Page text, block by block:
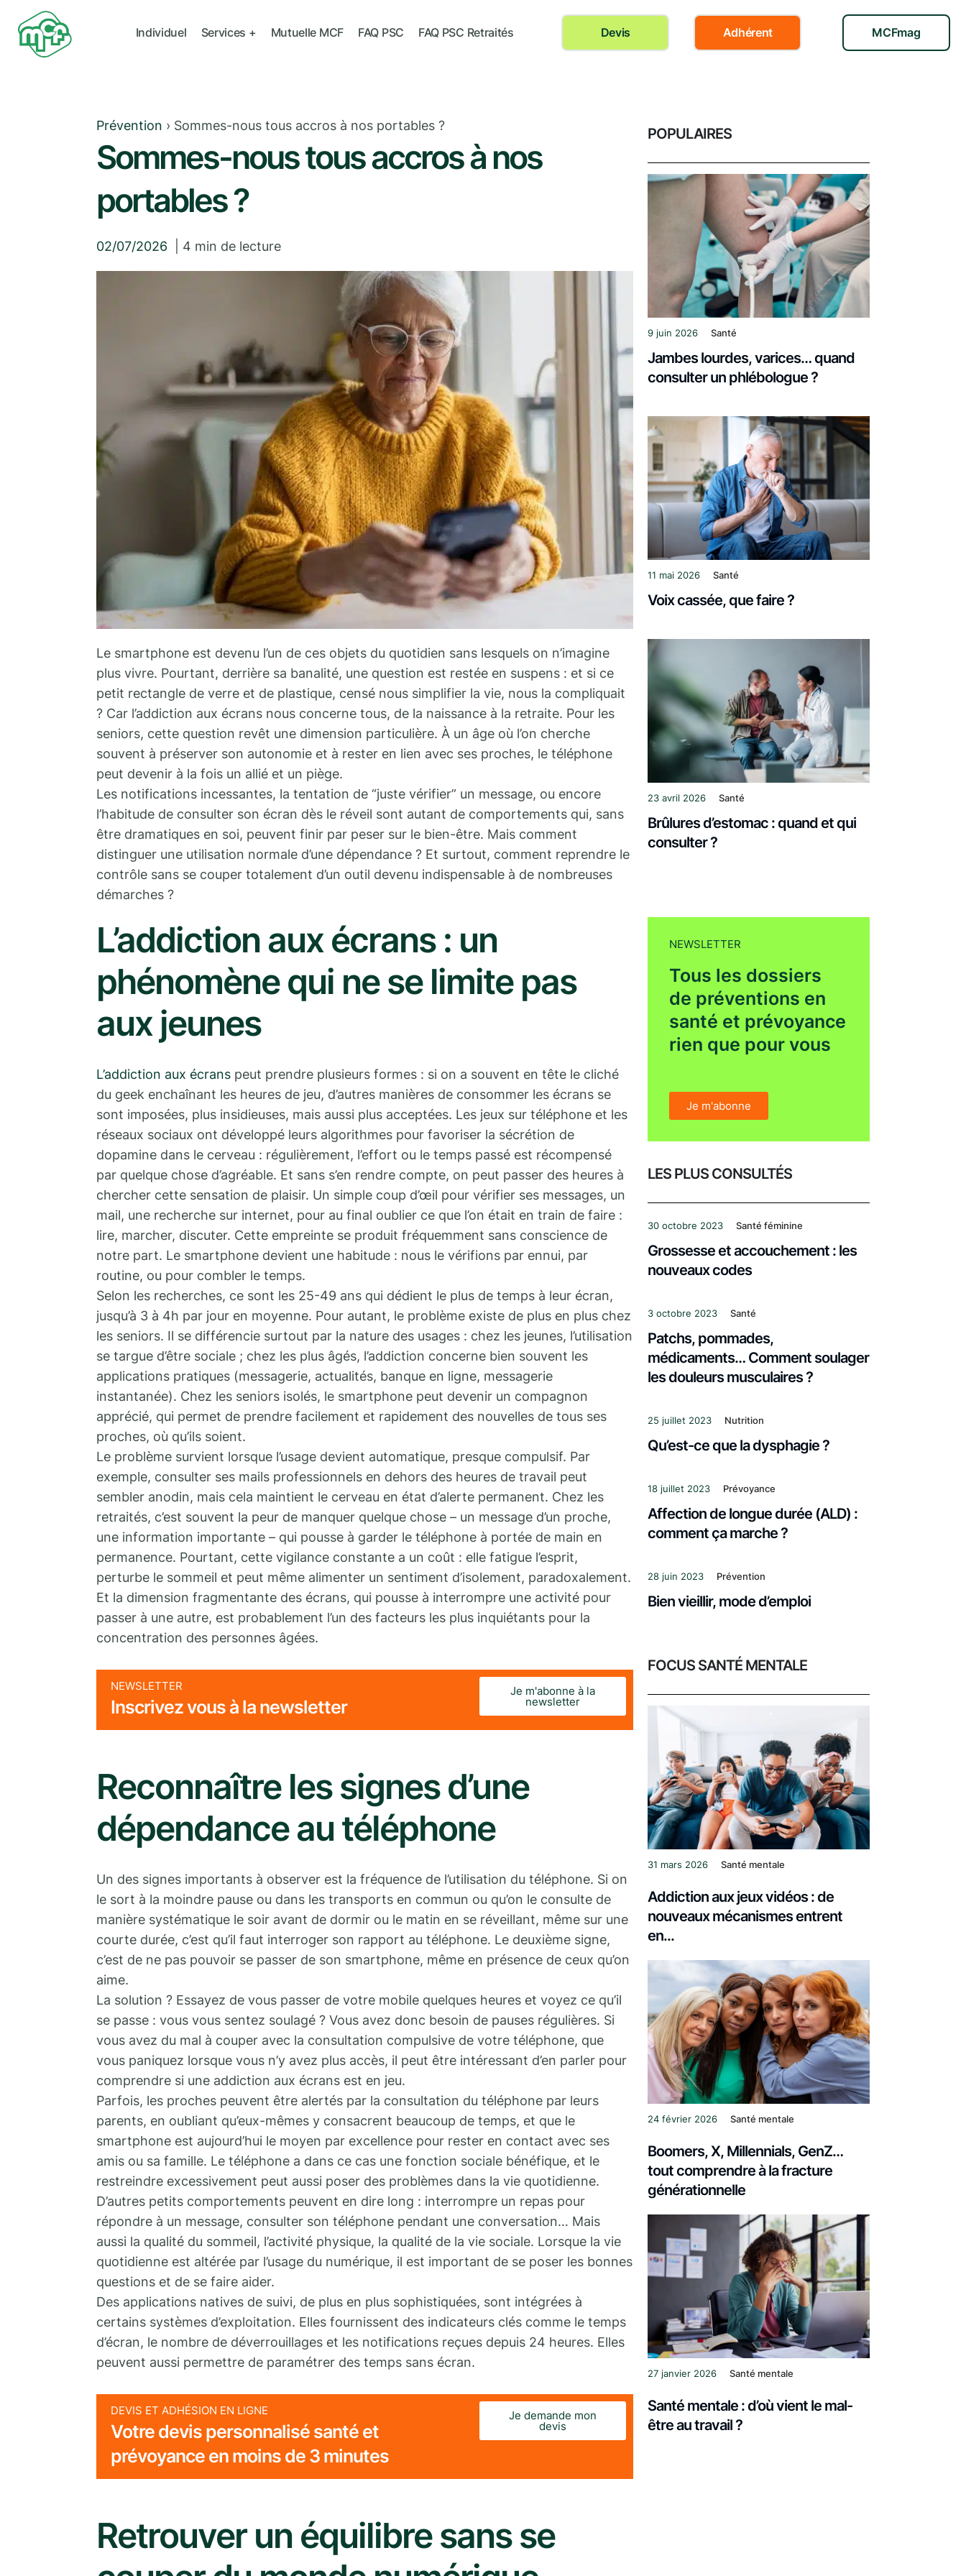
Individuel Services + Mutuelle MCF FAQ PSC FAQ PSC Retraités Devis Adhérent MCFmag
Prévention › Sommes-nous tous accros à nos portables ?
Sommes-nous tous accros à nos
portables ?
02/07/2026 4 min de lecture
Le smartphone est devenu l’un de ces objets du quotidien sans lesquels on n’imagine
plus vivre. Pourtant, derrière sa banalité, une question est restée en suspens : et si ce
petit rectangle de verre et de plastique, censé nous simplifier la vie, nous la compliquait
? Car l’addiction aux écrans nous concerne tous, de la naissance à la retraite. Pour les
seniors, cette question revêt une dimension particulière. À un âge où l’on cherche
souvent à préserver son autonomie et à rester en lien avec ses proches, le téléphone
peut devenir à la fois un allié et un piège.
Les notifications incessantes, la tentation de “juste vérifier” un message, ou encore
l’habitude de consulter son écran dès le réveil sont autant de comportements qui, sans
être dramatiques en soi, peuvent finir par peser sur le bien-être. Mais comment
distinguer une utilisation normale d’une dépendance ? Et surtout, comment reprendre le
contrôle sans se couper totalement d’un outil devenu indispensable à de nombreuses
démarches ?
L’addiction aux écrans : un
phénomène qui ne se limite pas
aux jeunes
L’addiction aux écrans peut prendre plusieurs formes : si on a souvent en tête le cliché
du geek enchaînant les heures de jeu, d’autres manières de consommer les écrans se
sont imposées, plus insidieuses, mais aussi plus acceptées. Les jeux sur téléphone et les
réseaux sociaux ont développé leurs algorithmes pour favoriser la sécrétion de
dopamine dans le cerveau : régulièrement, l’effort ou le temps passé est récompensé
par quelque chose d’agréable. Et sans s’en rendre compte, on peut passer des heures à
chercher cette sensation de plaisir. Un simple coup d’œil pour vérifier ses messages, un
mail, une recherche sur internet, pour au final oublier ce que l’on était en train de faire :
lire, marcher, discuter. Cette empreinte se produit fréquemment sans conscience de
notre part. Le smartphone devient une habitude : nous le vérifions par ennui, par
routine, ou pour combler le temps.
Selon les recherches, ce sont les 25-49 ans qui dédient le plus de temps à leur écran,
jusqu’à 3 à 4h par jour en moyenne. Pour autant, le problème existe de plus en plus chez
les seniors. Il se différencie surtout par la nature des usages : chez les jeunes, l’utilisation
se targue d’être sociale ; chez les plus âgés, l’addiction concerne bien souvent les
applications pratiques (messagerie, actualités, banque en ligne, messagerie
instantanée). Chez les seniors isolés, le smartphone peut devenir un compagnon
apprécié, qui permet de prendre facilement et rapidement des nouvelles de tous ses
proches, où qu’ils soient.
Le problème survient lorsque l’usage devient automatique, presque compulsif. Par
exemple, consulter ses mails professionnels en dehors des heures de travail peut
sembler anodin, mais cela maintient le cerveau en état d’alerte permanent. Chez les
retraités, c’est souvent la peur de manquer quelque chose – un message d’un proche,
une information importante – qui pousse à garder le téléphone à portée de main en
permanence. Pourtant, cette vigilance constante a un coût : elle fatigue l’esprit,
perturbe le sommeil et peut même alimenter un sentiment d’isolement, paradoxalement.
Et la dimension fragmentante des écrans, qui pousse à interrompre une activité pour
passer à une autre, est probablement l’un des facteurs les plus inquiétants pour la
concentration des personnes âgées.
NEWSLETTER
Inscrivez vous à la newsletter
Je m'abonne à la
newsletter
Reconnaître les signes d’une
dépendance au téléphone
Un des signes importants à observer est la fréquence de l’utilisation du téléphone. Si on
le sort à la moindre pause ou dans les transports en commun ou qu’on le consulte de
manière systématique le soir avant de dormir ou le matin en se réveillant, même sur une
courte durée, c’est qu’il faut interroger son rapport au téléphone. Le deuxième signe,
c’est de ne pas pouvoir se passer de son smartphone, même en présence de ceux qu’on
aime.
La solution ? Essayez de vous passer de votre mobile quelques heures et voyez ce qu’il
se passe : vous vous sentez soulagé ? Vous avez donc besoin de pauses régulières. Si
vous avez du mal à couper avec la consultation compulsive de votre téléphone, que
vous paniquez lorsque vous n’y avez plus accès, il peut être intéressant d’en parler pour
comprendre si une addiction aux écrans est en jeu.
Parfois, les proches peuvent être alertés par la consultation du téléphone par leurs
parents, en oubliant qu’eux-mêmes y consacrent beaucoup de temps, et que le
smartphone est aujourd’hui le moyen par excellence pour rester en contact avec ses
amis ou sa famille. Le téléphone a dans ce cas une fonction sociale bénéfique, et le
restreindre excessivement peut aussi poser des problèmes dans la vie quotidienne.
D’autres petits comportements peuvent en dire long : interrompre un repas pour
répondre à un message, consulter son téléphone pendant une conversation… Mais
aussi la qualité du sommeil, l’activité physique, la qualité de la vie sociale. Lorsque la vie
quotidienne est altérée par l’usage du numérique, il est important de se poser les bonnes
questions et de se faire aider.
Des applications natives de suivi, de plus en plus sophistiquées, sont intégrées à
certains systèmes d’exploitation. Elles fournissent des indicateurs clés comme le temps
d’écran, le nombre de déverrouillages et les notifications reçues depuis 24 heures. Elles
peuvent aussi permettre de paramétrer des temps sans écran.
DEVIS ET ADHÉSION EN LIGNE
Votre devis personnalisé santé et
prévoyance en moins de 3 minutes
Je demande mon
devis
Retrouver un équilibre sans se
POPULAIRES
9 juin 2026 Santé
Jambes lourdes, varices… quand
consulter un phlébologue ?
11 mai 2026 Santé
Voix cassée, que faire ?
23 avril 2026 Santé
Brûlures d’estomac : quand et qui
consulter ?
NEWSLETTER
Tous les dossiers
de préventions en
santé et prévoyance
rien que pour vous
Je m'abonne
LES PLUS CONSULTÉS
30 octobre 2023 Santé féminine
Grossesse et accouchement : les
nouveaux codes
3 octobre 2023 Santé
Patchs, pommades,
médicaments… Comment soulager
les douleurs musculaires ?
25 juillet 2023 Nutrition
Qu’est-ce que la dysphagie ?
18 juillet 2023 Prévoyance
Affection de longue durée (ALD) :
comment ça marche ?
28 juin 2023 Prévention
Bien vieillir, mode d’emploi
FOCUS SANTÉ MENTALE
31 mars 2026 Santé mentale
Addiction aux jeux vidéos : de
nouveaux mécanismes entrent
en...
24 février 2026 Santé mentale
Boomers, X, Millennials, GenZ…
tout comprendre à la fracture
générationnelle
27 janvier 2026 Santé mentale
Santé mentale : d’où vient le mal-
être au travail ?